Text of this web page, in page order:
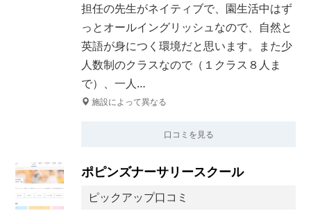
担任の先生がネイティブで、園生活中はず
っとオールイングリッシュなので、自然と
英語が身につく環境だと思います。また少
人数制のクラスなので（１クラス８人ま
で）、一人…
施設によって異なる
口コミを見る
ポピンズナーサリースクール
ピックアップ口コミ